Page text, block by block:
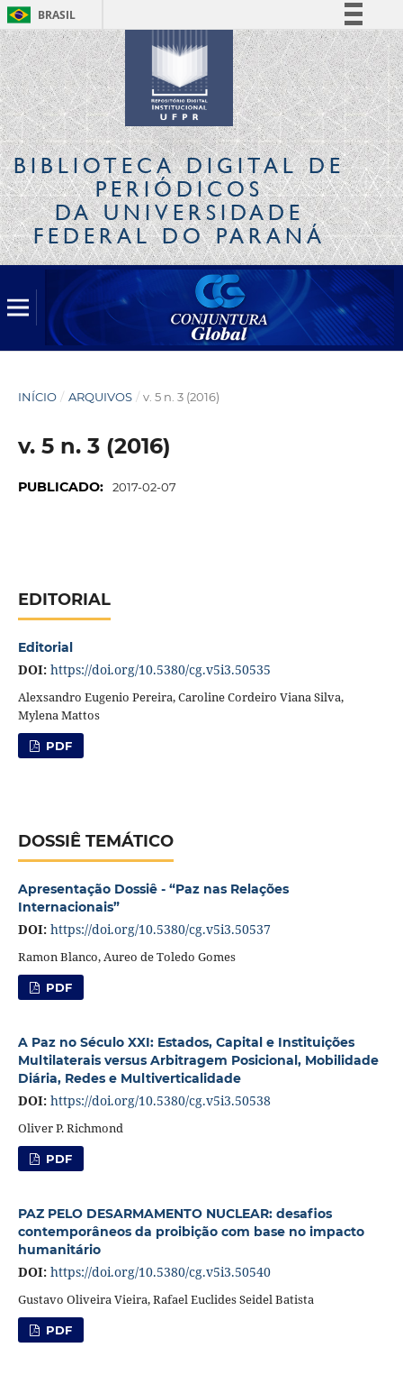
BRASIL
Simplifique!
Comunica BR
Participe
Acesso à informação
Legislação
Canais
BIBLIOTECA DIGITALDE
PERIÓDICOS
DA UNIVERSIDADE
FEDERAL DO PARANÁ
INÍCIO / ARQUIVOS / v. 5 n. 3 (2016)
v. 5 n. 3 (2016)
PUBLICADO: 2017-02-07
EDITORIAL
Editorial
DOI: https://doi.org/10.5380/cg.v5i3.50535
Alexsandro Eugenio Pereira, Caroline Cordeiro Viana Silva,
Mylena Mattos
PDF
DOSSIÊ TEMÁTICO
Apresentação Dossiê - “Paz nas Relações
Internacionais”
DOI: https://doi.org/10.5380/cg.v5i3.50537
Ramon Blanco, Aureo de Toledo Gomes
PDF
A Paz no Século XXI: Estados, Capital e Instituições
Multilaterais versus Arbitragem Posicional, Mobilidade
Diária, Redes e Multiverticalidade
DOI: https://doi.org/10.5380/cg.v5i3.50538
Oliver P. Richmond
PDF
PAZ PELO DESARMAMENTO NUCLEAR: desafios
contemporâneos da proibição com base no impacto
humanitário
DOI: https://doi.org/10.5380/cg.v5i3.50540
Gustavo Oliveira Vieira, Rafael Euclides Seidel Batista
PDF